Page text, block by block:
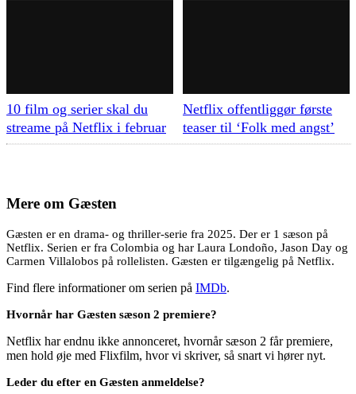
10 film og serier skal du
streame på Netflix i februar
Netflix offentliggør første
teaser til ‘Folk med angst’
Mere om Gæsten
Gæsten er en drama- og thriller-serie fra 2025. Der er 1 sæson på
Netflix. Serien er fra Colombia og har Laura Londoño, Jason Day og
Carmen Villalobos på rollelisten. Gæsten er tilgængelig på Netflix.
Find flere informationer om serien på IMDb.
Hvornår har Gæsten sæson 2 premiere?
Netflix har endnu ikke annonceret, hvornår sæson 2 får premiere,
men hold øje med Flixfilm, hvor vi skriver, så snart vi hører nyt.
Leder du efter en Gæsten anmeldelse?